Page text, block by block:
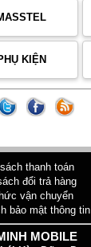
KIỆN
thanh toán
đổi trả hàng
vận chuyển
bảo mật thông tin
MOBILE